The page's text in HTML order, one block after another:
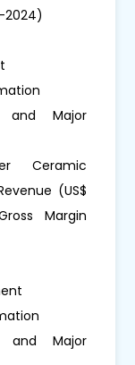
2024)
and Major
Ceramic
(US$
Margin
and Major